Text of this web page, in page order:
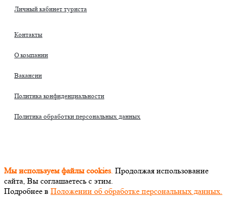
Личный кабинет туриста
Контакты
О компании
Вакансии
Политика конфиденциальности
Политика обработки персональных данных
Мы используем файлы cookies. Продолжая использование
сайта, Вы соглашаетесь с этим.
Подробнее в Положении об обработке персональных данных.